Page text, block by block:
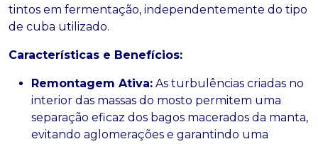
tintos em fermentação, independentemente do tipo
de cuba utilizado.
Características e Benefícios:
Remontagem Ativa: As turbulências criadas no
interior das massas do mosto permitem uma
separação eficaz dos bagos macerados da manta,
evitando aglomerações e garantindo uma